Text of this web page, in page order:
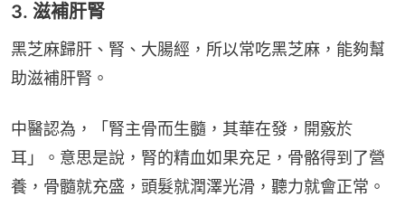
3. 滋補肝腎
黑芝麻歸肝、腎、大腸經，所以常吃黑芝麻，能夠幫
助滋補肝腎。
中醫認為，「腎主骨而生髓，其華在發，開竅於
耳」。意思是說，腎的精血如果充足，骨骼得到了營
養，骨髓就充盛，頭髮就潤澤光滑，聽力就會正常。